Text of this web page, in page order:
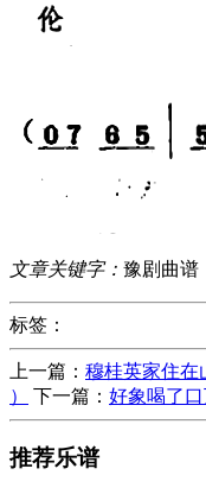
文章关键字： 豫剧曲谱
标签：
上一篇： 穆桂英家住在
）
下一篇： 好象喝了
推荐乐谱